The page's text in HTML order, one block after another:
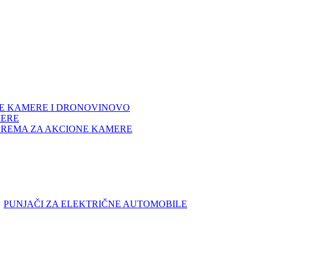
KAMERE I DRONOVINOVO
ZA AKCIONE KAMERE
PUNJAČI ZA ELEKTRIČNE AUTOMOBILE